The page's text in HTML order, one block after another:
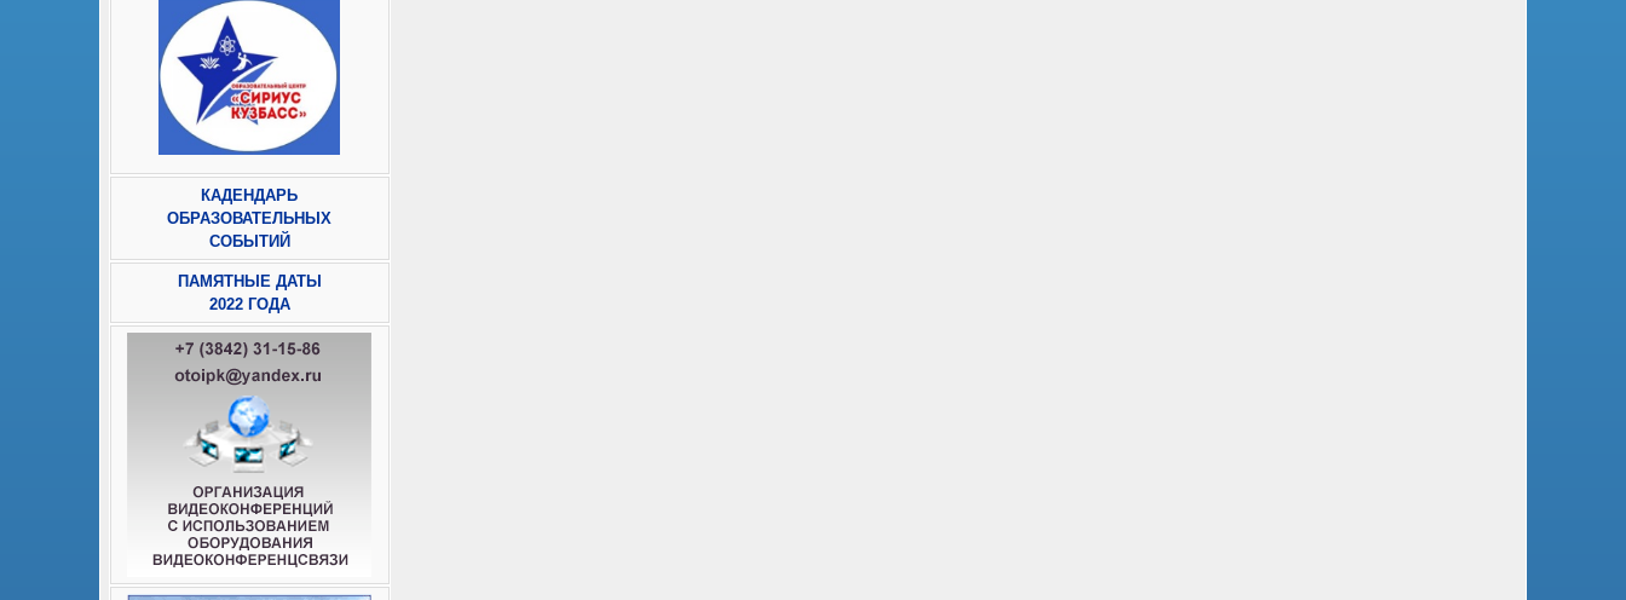
КАДЕНДАРЬ
ОБРАЗОВАТЕЛЬНЫХ
СОБЫТИЙ
ПАМЯТНЫЕ ДАТЫ
2022 ГОДА